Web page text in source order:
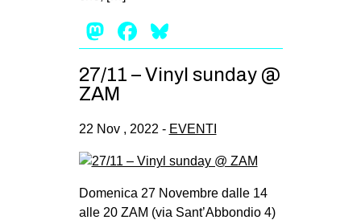
Mastodon
Facebook
27/11 – Vinyl sunday @
ZAM
22 Nov , 2022 - EVENTI
Domenica 27 Novembre dalle 14
alle 20 ZAM (via Sant’Abbondio 4)